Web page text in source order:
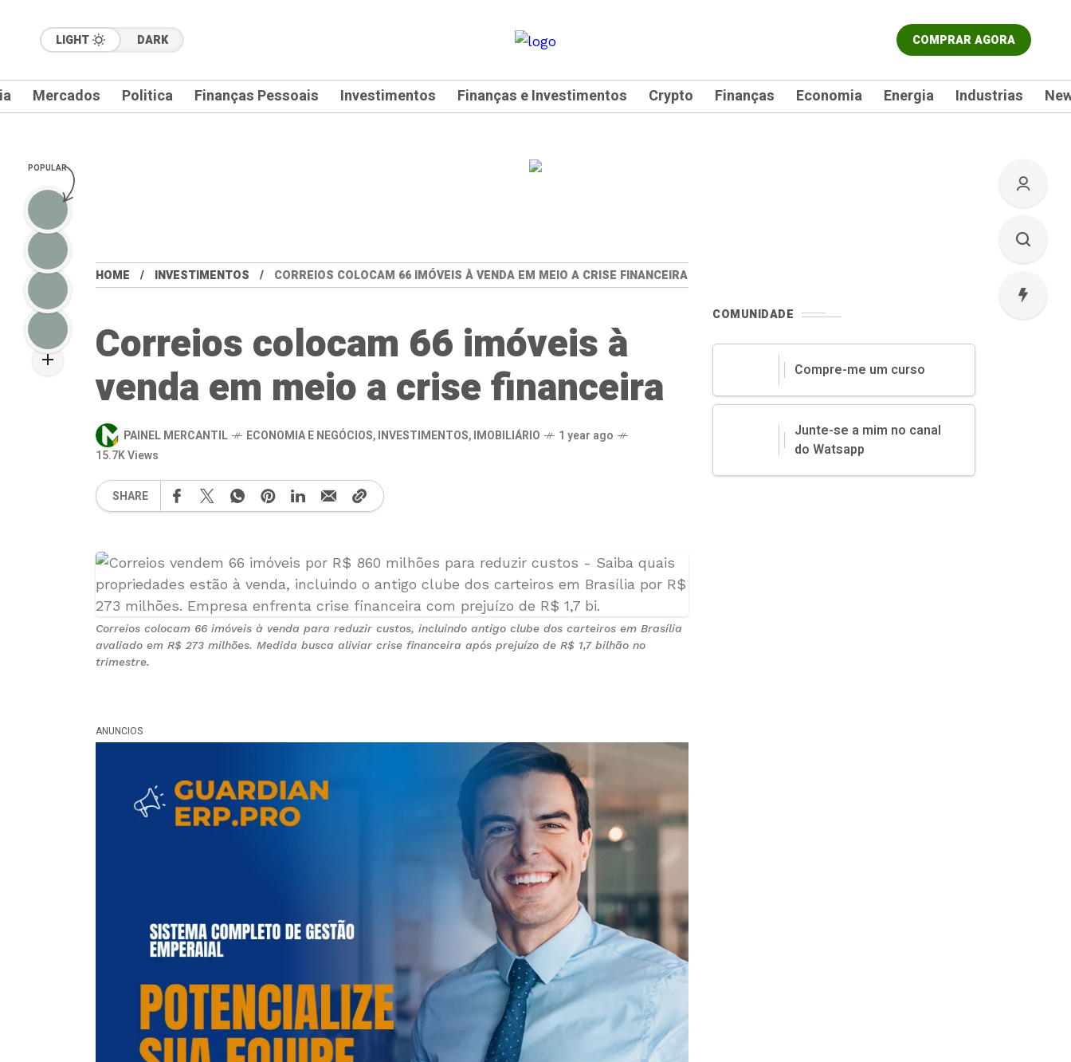
LIGHT DARK COMPRAR AGORA
Mercados Politica Finanças Pessoais Investimentos Finanças e Investimentos Crypto Finanças Economia Energia Industrias
HOME INVESTIMENTOS CORREIOS COLOCAM 66 IMÓVEIS À VENDA EM MEIO A CRISE FINANCEIRA
Correios colocam 66 imóveis à
venda em meio a crise financeira
PAINEL MERCANTIL ECONOMIA E NEGÓCIOS,INVESTIMENTOS,IMOBILIÁRIO
1 year ago
15.7K Views
SHARE
Correios colocam 66 imóveis à venda para reduzir custos, incluindo antigo clube dos carteiros em Brasília
avaliado em R$ 273 milhões. Medida busca aliviar crise financeira após prejuízo de R$ 1,7 bilhão no
trimestre.
ANUNCIOS
COMUNIDADE
Compre-me um curso
Junte-se a mim no canal
do Watsapp
POPULAR